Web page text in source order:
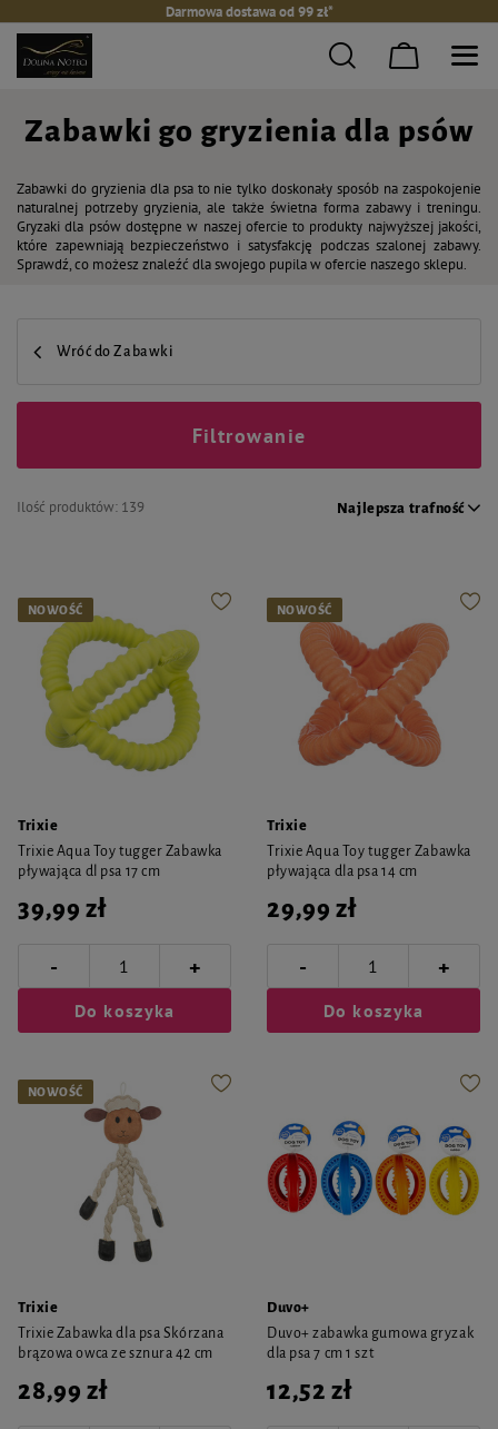
Darmowa dostawa od 99 zł*
Zabawki go gryzienia dla psów
Zabawki do gryzienia dla psa to nie tylko doskonały sposób na zaspokojenie
naturalnej potrzeby gryzienia, ale także świetna forma zabawy i treningu.
Gryzaki dla psów dostępne w naszej ofercie to produkty najwyższej jakości,
które zapewniają bezpieczeństwo i satysfakcję podczas szalonej zabawy.
Sprawdź, co możesz znaleźć dla swojego pupila w ofercie naszego sklepu.
Wróć do Zabawki
Ilość produktów: 139 Najlepsza trafność
Filtrowanie
NOWOŚĆ
Trixie
Trixie Aqua Toy tugger Zabawka
pływająca dl psa 17 cm
39,99 zł
- +
Do koszyka
NOWOŚĆ
Trixie
Trixie Aqua Toy tugger Zabawka
pływająca dla psa 14 cm
29,99 zł
- +
Do koszyka
NOWOŚĆ
Trixie
Trixie Zabawka dla psa Skórzana
brązowa owca ze sznura 42 cm
28,99 zł
Duvo+
Duvo+ zabawka gumowa gryzak
dla psa 7 cm 1 szt
12,52 zł